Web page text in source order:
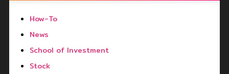
How-To
News
School of Investment
Stock